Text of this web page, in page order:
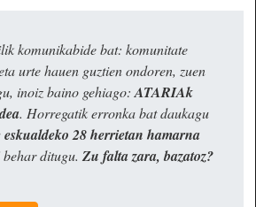
komunikabide bat: komunitate
urte hauen guztien ondoren, zuen
inoiz baino gehiago:ATARIAk
. Horregatik erronka bat daukagu
eskualdeko 28 herrietan hamarna
behar ditugu. Zu falta zara, bazatoz?